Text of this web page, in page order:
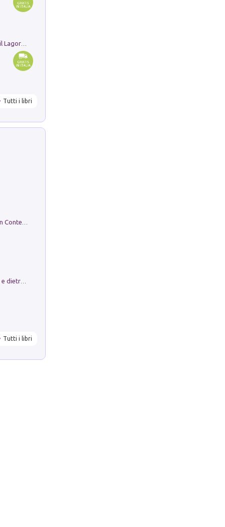
Tutti i libri
in alto! Livello A1. Con CD-Audio. Con Contenuto digitale per accesso on line
Tutti i libri